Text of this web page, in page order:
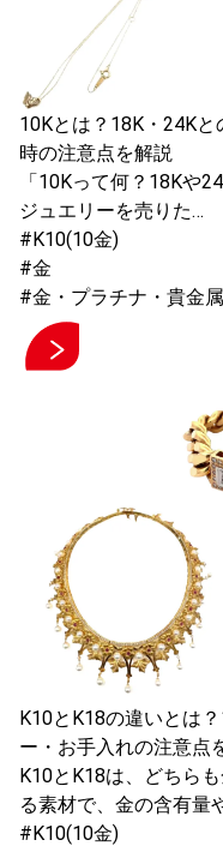
10Kとは？18K・24K
時の注意点を解説
「10Kって何？18Kや
ジュエリーを売りた…
#K10(10金)
#金
#金・プラチナ・貴金属
K10とK18の違いとは
ー・お手入れの注意点
K10とK18は、どちら
る素材で、金の含有量
#K10(10金)